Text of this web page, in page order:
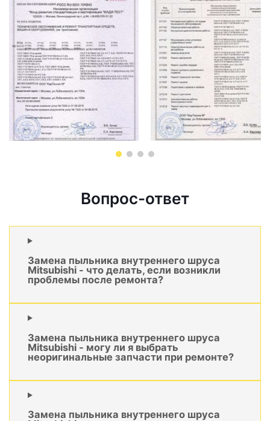
Вопрос-ответ
Замена пыльника внутреннего шруса
Mitsubishi - что делать, если возникли
проблемы после ремонта?
Замена пыльника внутреннего шруса
Mitsubishi - могу ли я выбрать
неоригинальные запчасти при ремонте?
Замена пыльника внутреннего шруса